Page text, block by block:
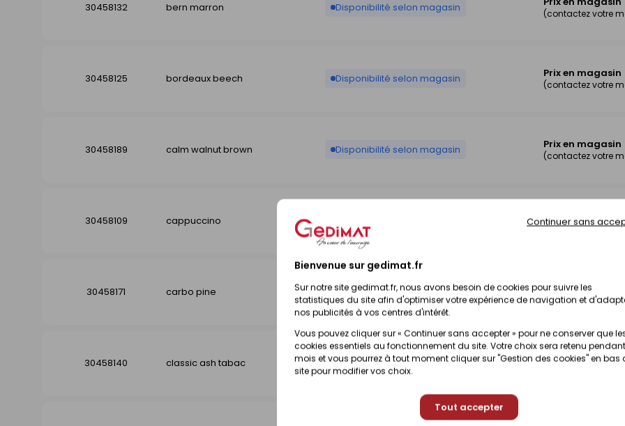
Bienvenue sur gedimat.fr
Sur notre site gedimat.fr, nous avons besoin de cookies pour suivre les
statistiques du site afin d'optimiser votre expérience de navigation et
nos publicités à vos centres d'intérêt.
Vous pouvez cliquer sur « Continuer sans accepter » pour ne conserver que
cookies essentiels au fonctionnement du site. Votre choix sera retenu pendant
mois et vous pourrez à tout moment cliquer sur "Gestion des cookies" en bas
site pour modifier vos choix.
Tout accepter
Continuer sans
30458132 bern marron Disponibilité selon magasin (contactez votre
30458125 bordeaux beech Disponibilité selon magasin Prix en magasin
(contactez votre
30458189 calm walnut brown Disponibilité selon magasin Prix en magasin
(contactez votre
30458109 cappuccino Prix en magasin
(contactez votre
30458171 carbo pine Disponibilité selon magasin Prix en magasin
(contactez votre
30458140 classic ash tabac Disponibilité selon magasin Prix en magasin